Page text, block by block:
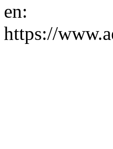
en:
https://